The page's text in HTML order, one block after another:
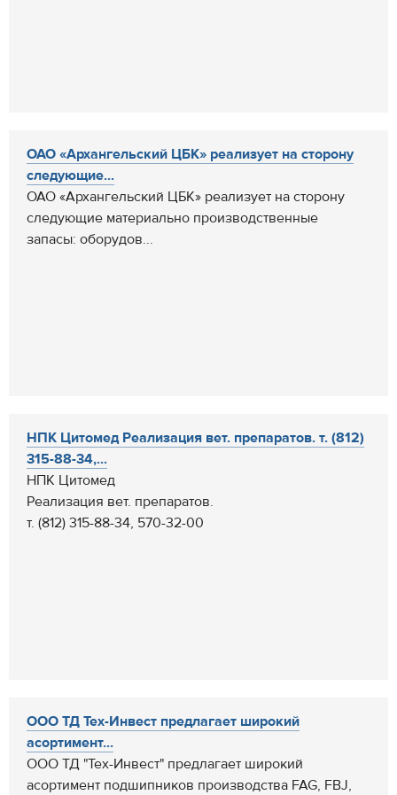
ОАО «Архангельский ЦБК» реализует на сторону
следующие...
ОАО «Архангельский ЦБК» реализует на сторону
следующие материально производственные
запасы: оборудов...
НПК Цитомед Реализация вет. препаратов. т. (812)
315-88-34,...
НПК Цитомед
Реализация вет. препаратов.
т. (812) 315-88-34, 570-32-00
ООО ТД Тех-Инвест предлагает широкий
асортимент...
ООО ТД "Тех-Инвест" предлагает широкий
асортимент подшипников производства FAG, FBJ,